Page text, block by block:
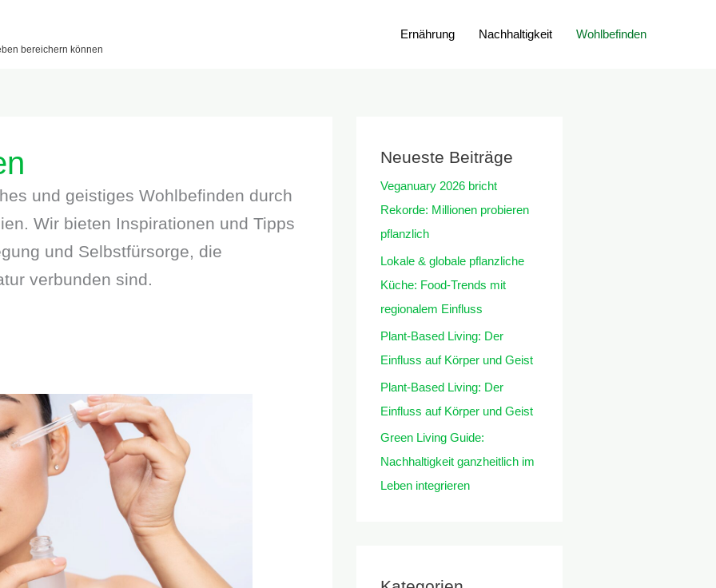
bereichern können
Ernährung Nachhaltigkeit Wohlbefinden
und geistiges Wohlbefinden durch
Wir bieten Inspirationen und Tipps
und Selbstfürsorge, die
verbunden sind.
Neueste Beiträge
Veganuary 2026 bricht
Rekorde: Millionen probieren
pflanzlich
Lokale & globale pflanzliche
Küche: Food-Trends mit
regionalem Einfluss
Plant-Based Living: Der
Einfluss auf Körper und Geist
Plant-Based Living: Der
Einfluss auf Körper und Geist
Green Living Guide:
Nachhaltigkeit ganzheitlich im
Leben integrieren